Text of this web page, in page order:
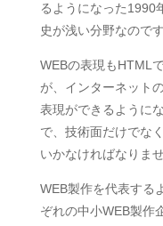
るようになった1990
史が浅い分野なのです
WEBの表現もHTML
が、インターネット
表現ができるように
で、技術面だけでな
いかなければなりませ
WEB製作を代表する
ぞれの中小WEB製作